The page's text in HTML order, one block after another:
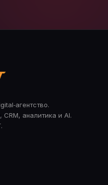
CRM, аналитика и AI.